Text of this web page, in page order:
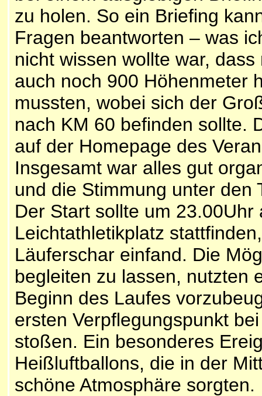
zu holen. So ein Briefing
Fragen beantworten – was
nicht wissen wollte war,
auch noch 900 Höhenmeter
mussten, wobei sich der
nach KM 60 befinden sollte.
auf der Homepage des
Insgesamt war alles gut
und die Stimmung unter den
Der Start sollte um 23.00Uhr
Leichtathletikplatz
Läuferschar einfand. Die
begleiten zu lassen, nutzten
Beginn des Laufes
ersten Verpflegungspunkt
stoßen. Ein besonderes
Heißluftballons, die in der
schöne Atmosphäre sorgten.